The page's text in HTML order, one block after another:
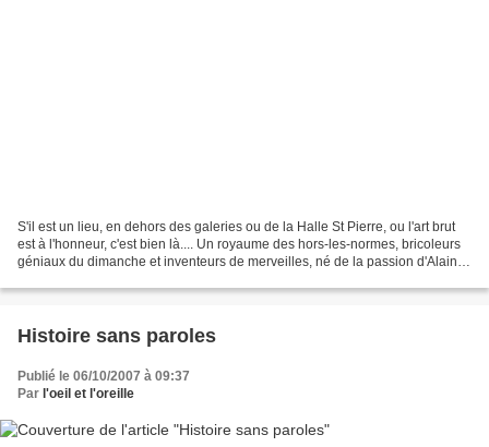
S'il est un lieu, en dehors des galeries ou de la Halle St Pierre, ou l'art brut
est à l'honneur, c'est bien là.... Un royaume des hors-les-normes, bricoleurs
géniaux du dimanche et inventeurs de merveilles, né de la passion d'Alain
Histoire sans paroles
Publié le 06/10/2007 à 09:37
Par l'oeil et l'oreille